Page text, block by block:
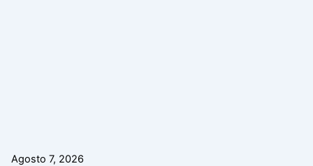
Agosto 7, 2026